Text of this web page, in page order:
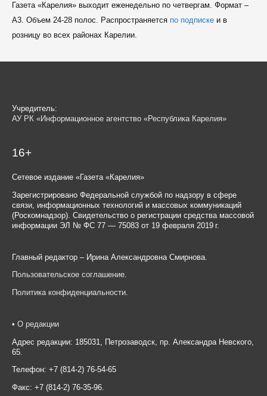
Газета «Карелия» выходит еженедельно по четвергам. Формат –
A3. Объем 24-28 полос. Распространяется по подпискеи в
розницу во всех районах Карелии.
Учредитель:
АУ РК «Информационное агентство «Республика Карелия»
16+
Сетевое издание «Газета «Карелия»
Зарегистрировано Федеральной службой по надзору в сфере
связи, информационных технологий и массовых коммуникаций
(Роскомнадзор). Свидетельство о регистрации средства массовой
информации ЭЛ № ФС 77 — 75083 от 19 февраля 2019 г.
Главный редактор – Ирина Александровна Смирнова.
Пользовательское соглашение.
Политика конфиденциальности.
• О редакции
Адрес редакции: 185031, Петрозаводск, пр. Александра Невского,
65.
Телефон: +7 (814-2) 76-54-65
Факс: +7 (814-2) 76-35-96.